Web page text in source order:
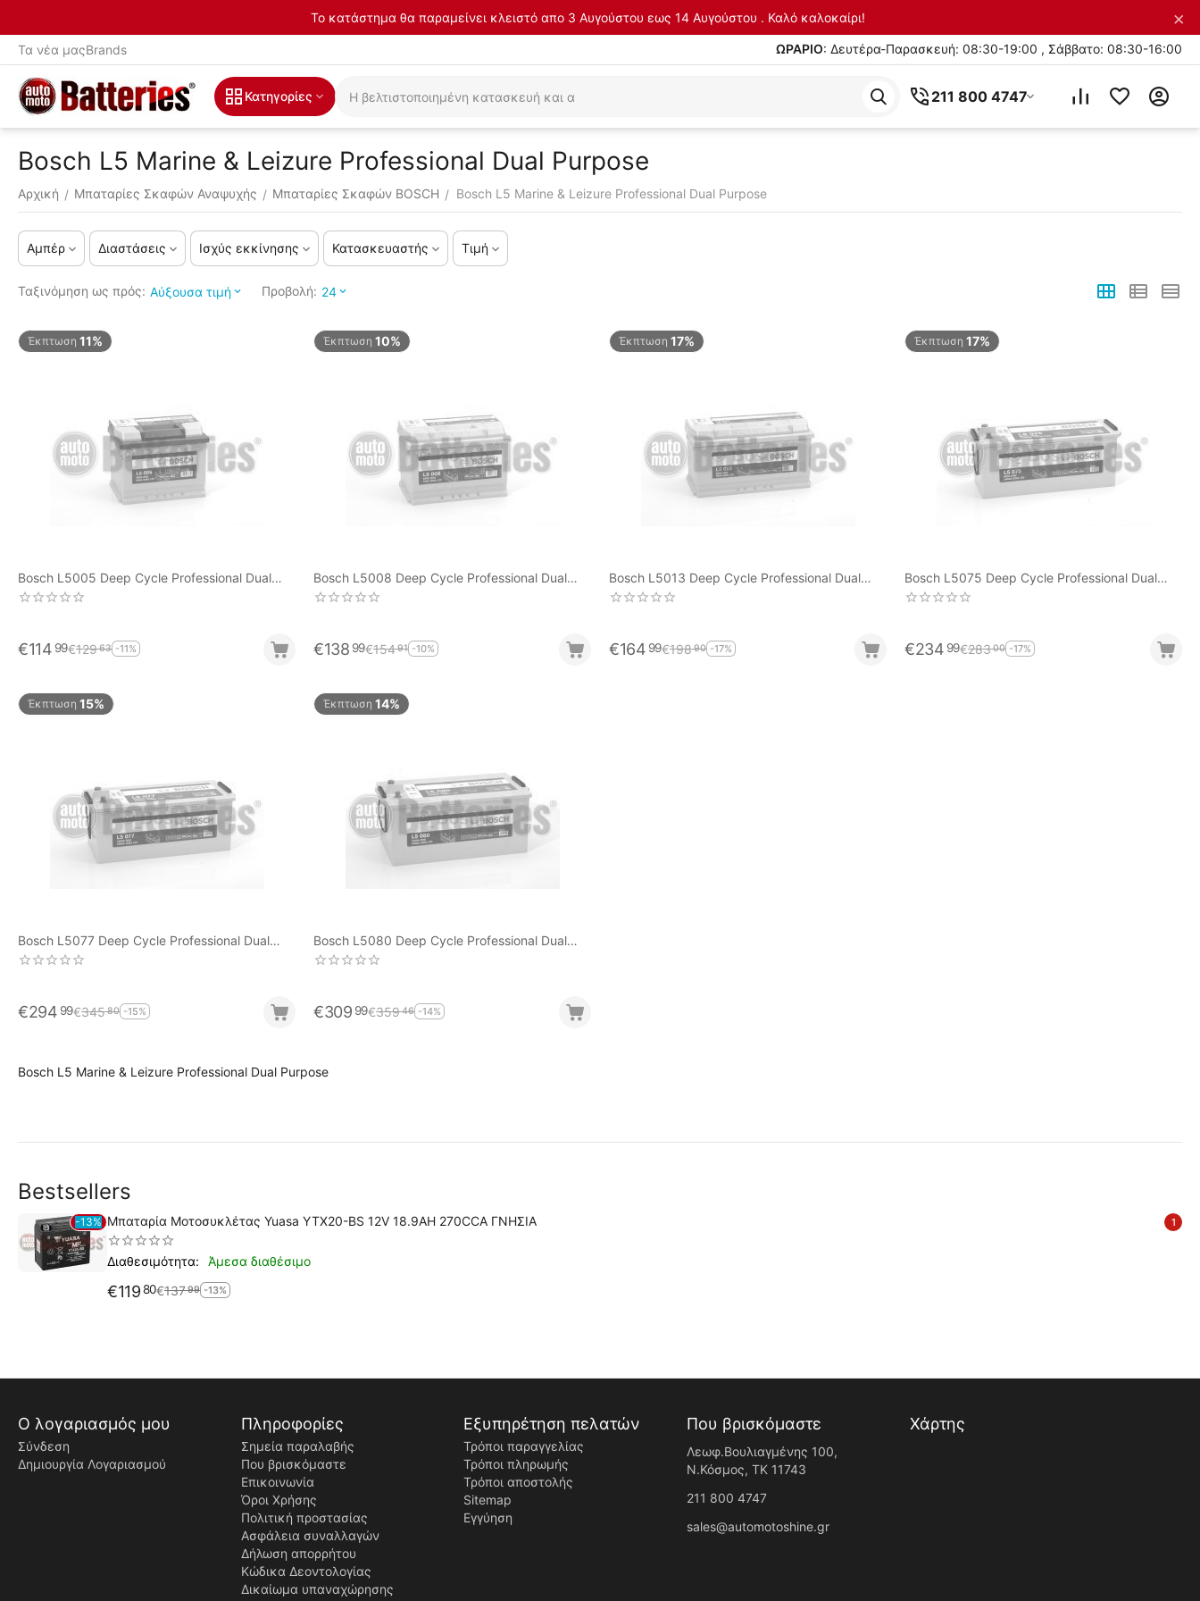
Το κατάστημα θα παραμείνει κλειστό απο 3 Αυγούστου εως 14 Αυγούστου . Καλό καλοκαίρι! ×
Τα νέα μαςBrands ΩΡΑΡΙΟ: Δευτέρα-Παρασκευή: 08:30-19:00 , Σάββατο: 08:30-16:00
Κατηγορίες 211 800 4747
Bosch L5 Marine & Leizure Professional Dual Purpose
Αρχική / Μπαταρίες Σκαφών Αναψυχής / Μπαταρίες Σκαφών BOSCH / Bosch L5 Marine & Leizure Professional Dual Purpose
Αμπέρ Διαστάσεις Ισχύς εκκίνησης Κατασκευαστής Τιμή
Bosch L5 Marine & Leizure Professional Dual Purpose
Ταξινόμηση ως πρός: Αύξουσα τιμή Προβολή: 24
Έκπτωση 11%
Bosch L5005 Deep Cycle Professional Dual
Purpose 60Ah-560EN A-Εκκίνησης
€114 99€12963 -11%
Έκπτωση 10%
Bosch L5008 Deep Cycle Professional Dual
Purpose 75Ah-650EN A-Εκκίνησης
€138 99€15491 -10%
Έκπτωση 17%
Bosch L5013 Deep Cycle Professional Dual
Purpose 90Ah-800EN A-Εκκίνησης
€164 99€19890 -17%
Έκπτωση 17%
Bosch L5075 Deep Cycle Professional Dual
Purpose 140Ah-800EN A-Εκκίνησης
€234 99€28300 -17%
Έκπτωση 15%
Bosch L5077 Deep Cycle Professional Dual
Purpose 180Ah-1000EN A-Εκκίνησης
€294 99€34580 -15%
Έκπτωση 14%
Bosch L5080 Deep Cycle Professional Dual
€309 99€35946 -14%
Bestsellers
13% 1
Μπαταρία Μοτοσυκλέτας Yuasa YTX20-BS 12V 18.9AH 270CCA ΓΝΗΣΙΑ
Διαθεσιμότητα: Άμεσα διαθέσιμο
€11980€13799 -13%
Ο λογαριασμός μου
Σύνδεση
Δημιουργία Λογαριασμού
Πληροφορίες
Σημεία παραλαβής
Που βρισκόμαστε
Επικοινωνία
Όροι Χρήσης
Πολιτική προστασίας
Ασφάλεια συναλλαγών
Δήλωση απορρήτου
Κώδικα Δεοντολογίας
Δικαίωμα υπαναχώρησης
Εξυπηρέτηση πελατών
Τρόποι παραγγελίας
Τρόποι πληρωμής
Τρόποι αποστολής
Sitemap
Εγγύηση
Που βρισκόμαστε
Λεωφ.Βουλιαγμένης 100,
Ν.Κόσμος, ΤK 11743
211 800 4747
sales@automotoshine.gr
Χάρτης